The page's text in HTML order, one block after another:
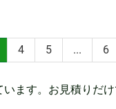
4 5 ... 6
ます。お見積りだけ